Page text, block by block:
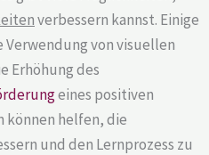
verbessern kannst. Einige
von visuellen
Erhöhung des
eines positiven
können helfen, die
und den Lernprozess zu